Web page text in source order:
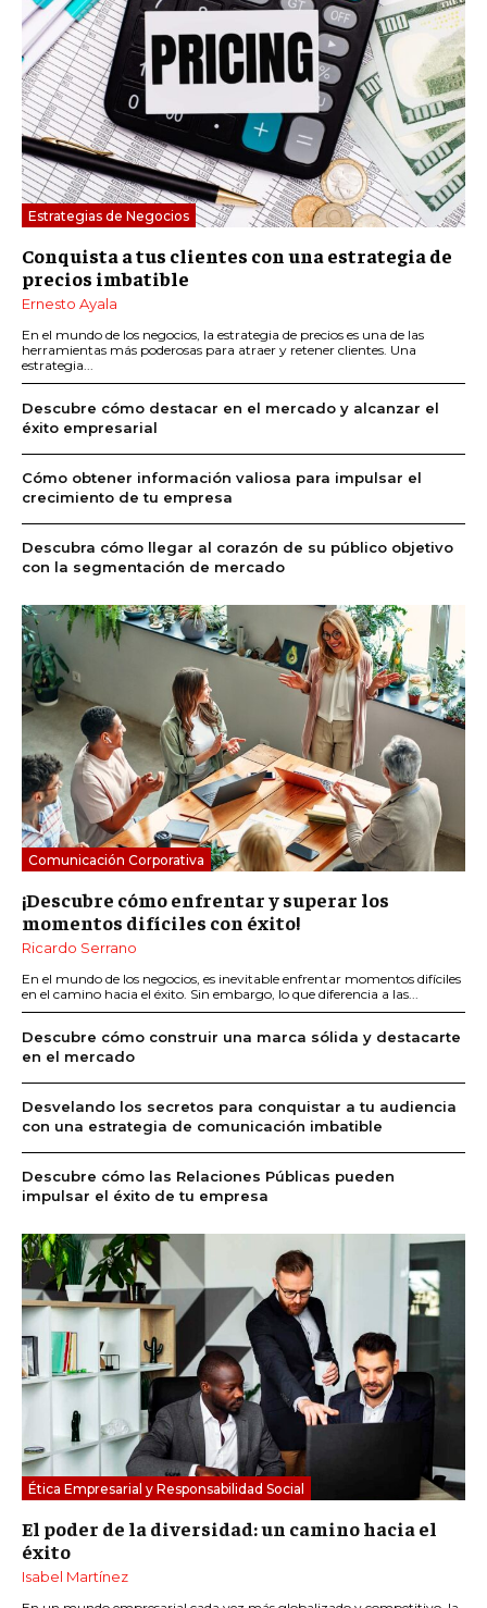
Estrategias de Negocios
Conquista a tus clientes con una estrategia de
precios imbatible
Ernesto Ayala
En el mundo de los negocios, la estrategia de precios es una de las
herramientas más poderosas para atraer y retener clientes. Una
estrategia...
Descubre cómo destacar en el mercado y alcanzar el
éxito empresarial
Cómo obtener información valiosa para impulsar el
crecimiento de tu empresa
Descubra cómo llegar al corazón de su público objetivo
con la segmentación de mercado
Comunicación Corporativa
¡Descubre cómo enfrentar y superar los
momentos difíciles con éxito!
Ricardo Serrano
En el mundo de los negocios, es inevitable enfrentar momentos difíciles
en el camino hacia el éxito. Sin embargo, lo que diferencia a las...
Descubre cómo construir una marca sólida y destacarte
en el mercado
Desvelando los secretos para conquistar a tu audiencia
con una estrategia de comunicación imbatible
Descubre cómo las Relaciones Públicas pueden
impulsar el éxito de tu empresa
Ética Empresarial y Responsabilidad Social
El poder de la diversidad: un camino hacia el
éxito
Isabel Martínez